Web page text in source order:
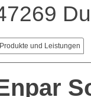
Produkte und Leistungen